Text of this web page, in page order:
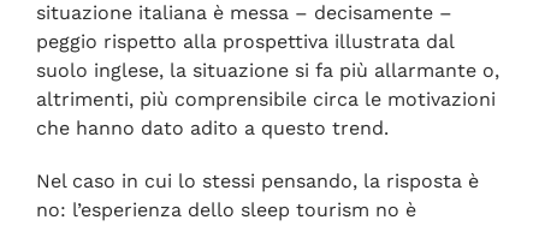
situazione italiana è messa – decisamente –
peggio rispetto alla prospettiva illustrata dal
suolo inglese, la situazione si fa più allarmante o,
altrimenti, più comprensibile circa le motivazioni
che hanno dato adito a questo trend.
Nel caso in cui lo stessi pensando, la risposta è
no: l’esperienza dello sleep tourism no è